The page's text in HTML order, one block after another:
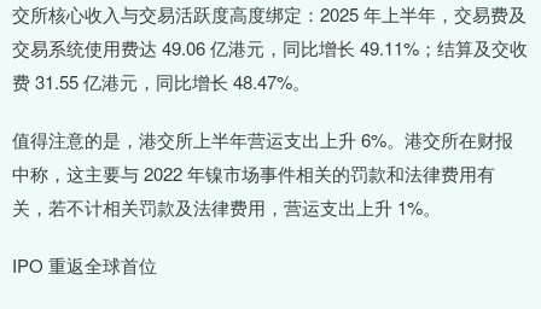
交所核心收入与交易活跃度高度绑定：2025 年上半年，交易费及
交易系统使用费达 49.06 亿港元，同比增长 49.11%；结算及交收
费 31.55 亿港元，同比增长 48.47%。
值得注意的是，港交所上半年营运支出上升 6%。港交所在财报
中称，这主要与 2022 年镍市场事件相关的罚款和法律费用有
关，若不计相关罚款及法律费用，营运支出上升 1%。
IPO 重返全球首位